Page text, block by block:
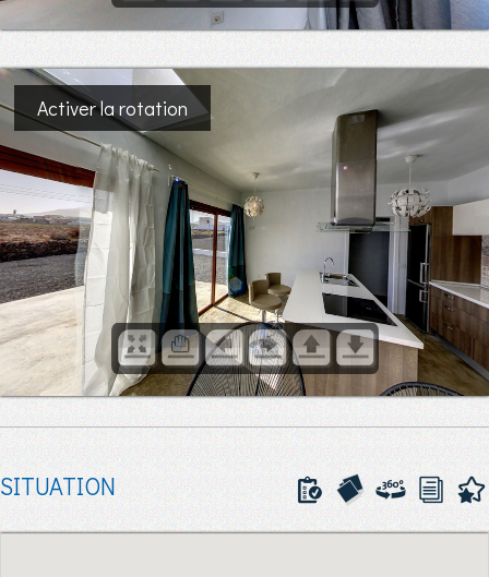
Activer la rotation
SITUATION